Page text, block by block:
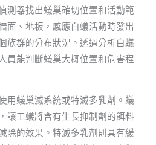
測器找出蟻巢確切位置和活動範
面、地板，感應白蟻活動時發出
族群的分布狀況。透過分析白蟻
員能判斷蟻巢大概位置和危害程
用蟻巢滅系統或特滅多乳劑。蟻
讓工蟻將含有生長抑制劑的餌料
除的效果。特滅多乳劑則具有緩